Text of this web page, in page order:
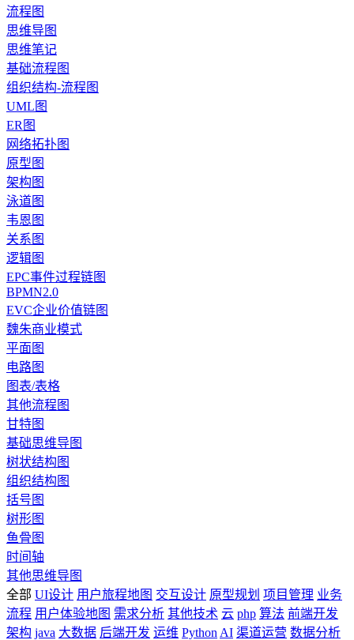
流程图
思维导图
思维笔记
基础流程图
组织结构-流程图
UML图
ER图
网络拓扑图
原型图
架构图
泳道图
韦恩图
关系图
逻辑图
EPC事件过程链图
BPMN2.0
EVC企业价值链图
魏朱商业模式
平面图
电路图
图表/表格
其他流程图
甘特图
基础思维导图
树状结构图
组织结构图
括号图
树形图
鱼骨图
时间轴
其他思维导图
全部 UI设计 用户旅程地图 交互设计 原型规划 项目管理 业务
流程 用户体验地图 需求分析 其他技术 云 php 算法 前端开发
架构 java 大数据 后端开发 运维 Python AI 渠道运营 数据分析